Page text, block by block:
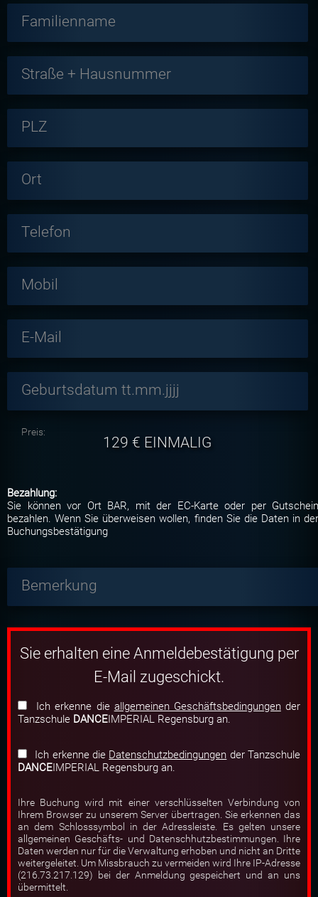
Familienname
Straße + Hausnummer
PLZ
Ort
Telefon
Mobil
E-Mail
Geburtsdatum tt.mm.jjjj
Preis:
129 € EINMALIG
Bezahlung:
Sie können vor Ort BAR, mit der EC-Karte oder per Gutschein
bezahlen. Wenn Sie überweisen wollen, finden Sie die Daten in der
Buchungsbestätigung
Bemerkung
Sie erhalten eine Anmeldebestätigung per
E-Mail zugeschickt.
Ich erkenne die allgemeinen Geschäftsbedingungender
Tanzschule DANCEIMPERIAL Regensburg an.
Ich erkenne die Datenschutzbedingungen der Tanzschule
DANCEIMPERIAL Regensburg an.
Ihre Buchung wird mit einer verschlüsselten Verbindung von
Ihrem Browser zu unserem Server übertragen. Sie erkennen das
an dem Schlosssymbol in der Adressleiste. Es gelten unsere
allgemeinen Geschäfts- und Datenschhutzbestimmungen. Ihre
Daten werden nur für die Verwaltung erhoben und nicht an Dritte
weitergeleitet. Um Missbrauch zu vermeiden wird Ihre IP-Adresse
(216.73.217.129) bei der Anmeldung gespeichert und an uns
übermittelt.